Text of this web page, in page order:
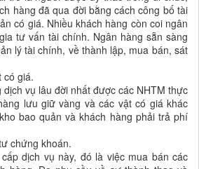
hàng đã qua đời bằng cách công bố tài
có giá. Nhiều khách hàng còn coi ngân
tư vấn tài chính. Ngân hàng sẵn sàng
lý tài chính, về thành lập, mua bán, sát
có giá.
vụ lâu đời nhất được các NHTM thực
lưu giữ vàng và các vật có giá khác
bao quản và khách hàng phải trả phí
chứng khoán.
dịch vụ này, đó là việc mua bán các